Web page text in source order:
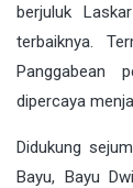
berjuluk
terbaiknya.
Panggabean
dipercaya
Didukung
Bayu, Bayu